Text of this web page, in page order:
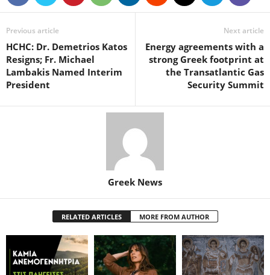
Previous article
HCHC: Dr. Demetrios Katos
Resigns; Fr. Michael
Lambakis Named Interim
President
Next article
Energy agreements with a
strong Greek footprint at
the Transatlantic Gas
Security Summit
Greek News
RELATED ARTICLES MORE FROM AUTHOR